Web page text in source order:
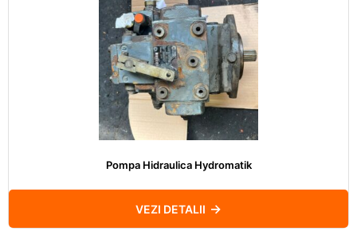
Pompa Hidraulica Hydromatik
VEZI DETALII